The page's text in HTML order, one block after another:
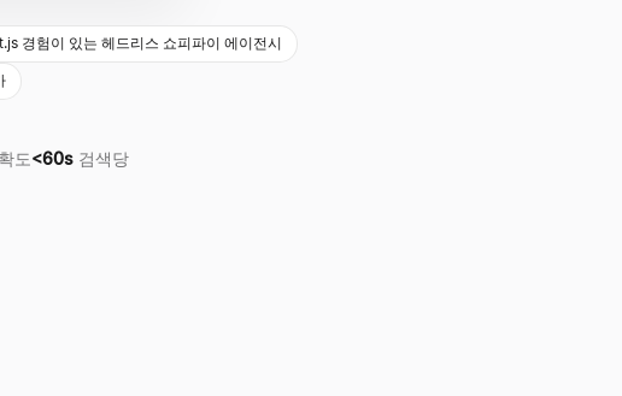
경험이 있는 헤드리스 쇼피파이 에이전시
도<60s 검색당